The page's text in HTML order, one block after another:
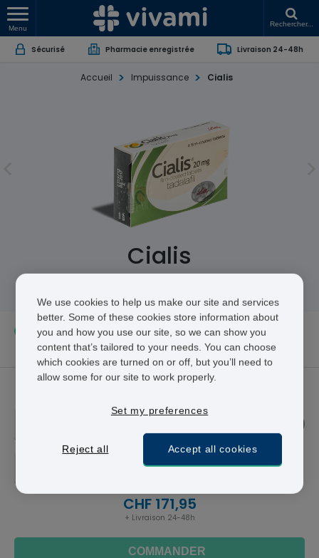
Menu
Rechercher...
Sécurisé Pharmacie enregistrée Livraison 24-48h
Accueil Impuissance Cialis
Cialis
Généralement, nos patients commandent
12 compriméstousles 2 mois.
4 COMPRIMÉS - CHF 171,95
CHF 171,95
+ Livraison 24-48h
COMMANDER
We use cookies to help us make our site and services
better. Some of these cookies store information about
you and how you use our site, so we can show you
content that’s tailored to your needs. You can choose
which cookies are turned on or off, but you’ll need to
allow some for our site to work properly.
Set my preferences
Reject all Accept all cookies